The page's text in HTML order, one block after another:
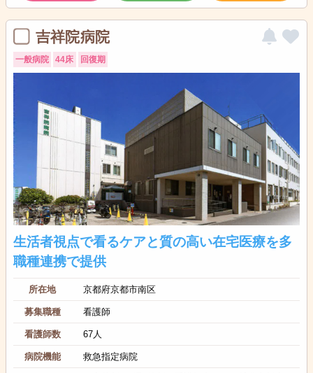
吉祥院病院
一般病院 44床 回復期
生活者視点で看るケアと質の高い在宅医療を多
職種連携で提供
所在地 京都府京都市南区
募集職種 看護師
看護師数 67人
病院機能 救急指定病院